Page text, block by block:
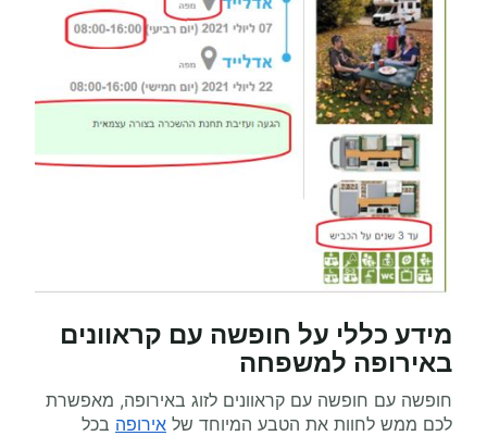
מידע כללי על חופשה עם קראוונים
באירופה למשפחה
חופשה עם חופשה עם קראוונים לזוג באירופה, מאפשרת
לכם ממש לחוות את הטבע המיוחד של אירופה בכל